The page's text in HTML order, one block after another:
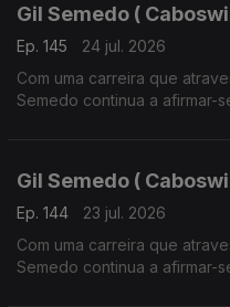
Gil Semedo (
Ep. 145
24 jul. 2026
Com uma carreira que
Semedo continua a afirmar-
Gil Semedo (
Ep. 144
23 jul. 2026
Com uma carreira que
Semedo continua a afirmar-